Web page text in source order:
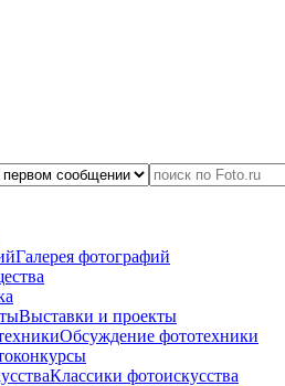
Галерея фотографий
Выставки и проекты
Обсуждение фототехники
Классики фотоискусства